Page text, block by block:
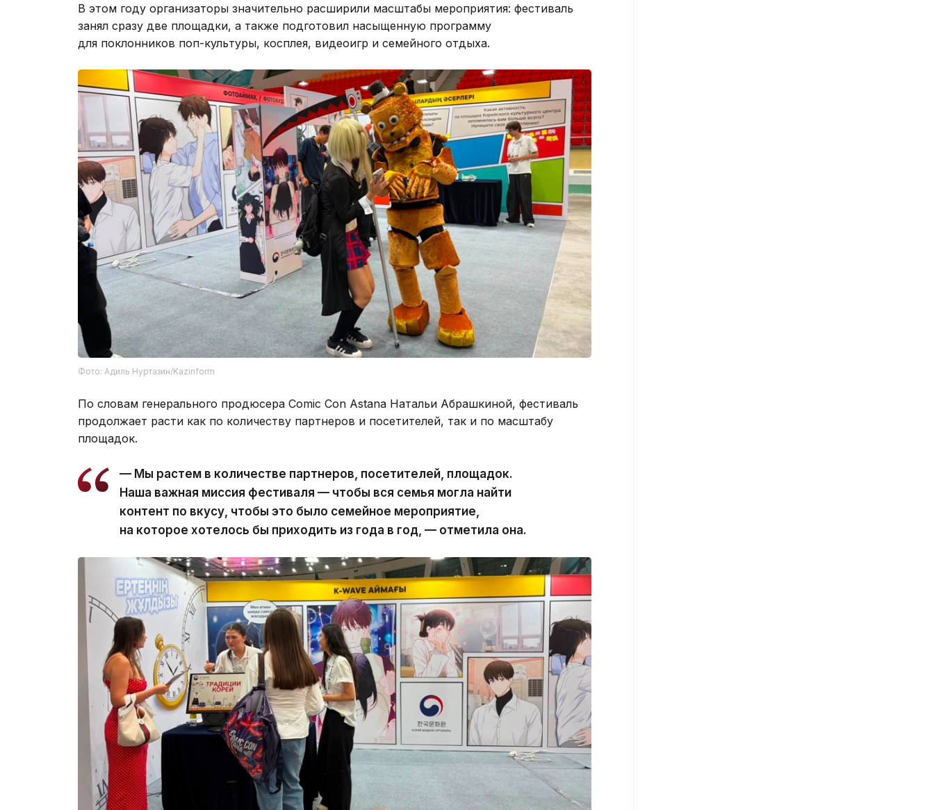
В этом году организаторы значительно расширили масштабы мероприятия: фестиваль
занял сразу две площадки, а также подготовил насыщенную программу
для поклонников поп-культуры, косплея, видеоигр и семейного отдыха.
Фото: Адиль Нуртазин/Kazinform
По словам генерального продюсера Comic Con Astana Натальи Абрашкиной, фестиваль
продолжает расти как по количеству партнеров и посетителей, так и по масштабу
площадок.
— Мы растем в количестве партнеров, посетителей, площадок.
Наша важная миссия фестиваля — чтобы вся семья могла найти
контент по вкусу, чтобы это было семейное мероприятие,
на которое хотелось бы приходить из года в год, — отметила она.